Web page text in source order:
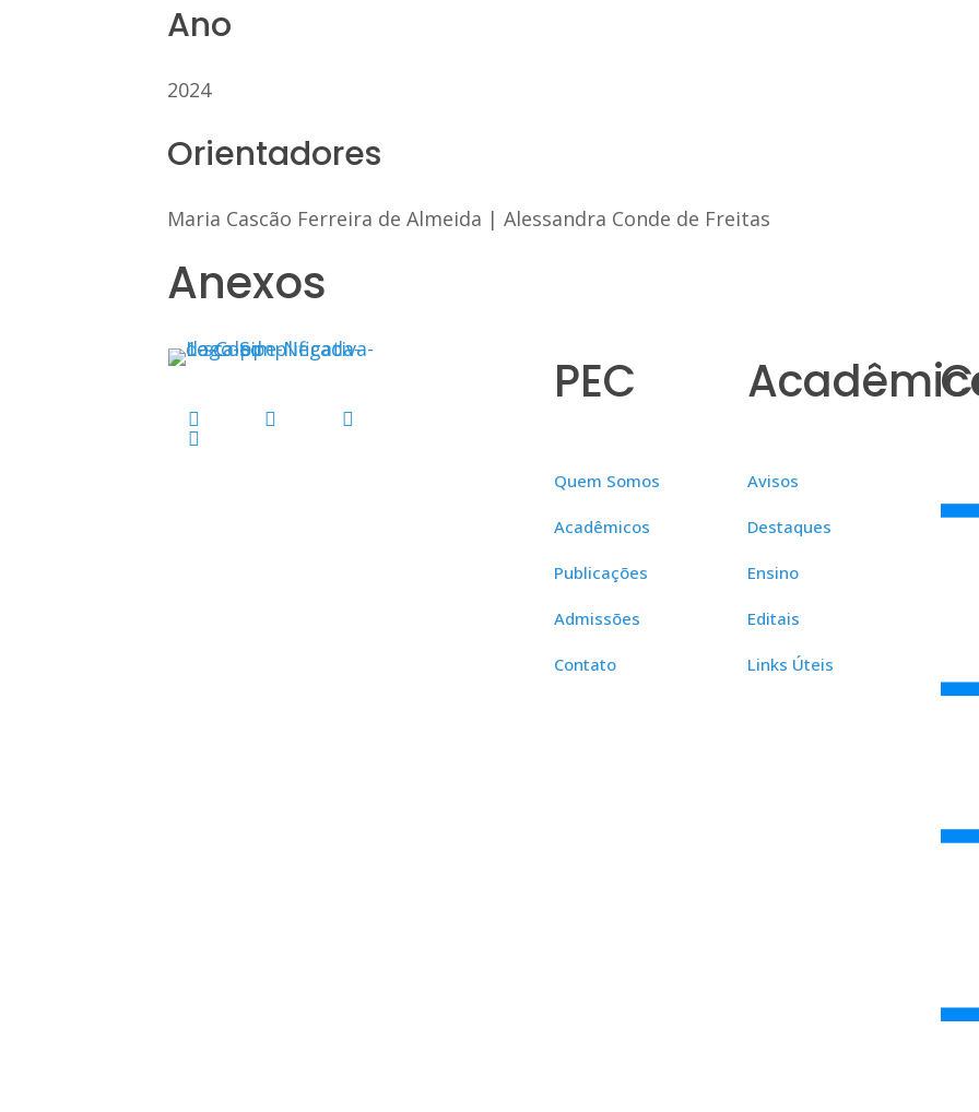
Ano
2024
Orientadores
Maria Cascão Ferreira de Almeida | Alessandra Conde de Freitas
Anexos
PEC
Quem Somos
Acadêmicos
Publicações
Admissões
Contato
Avisos
Destaques
Ensino
Editais
Links Úteis